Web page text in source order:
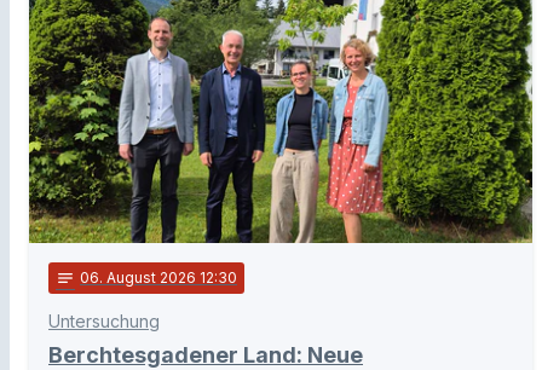
notes 06. August 2026 12:30
Untersuchung
Berchtesgadener Land: Neue